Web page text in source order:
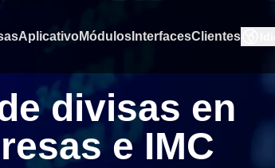
AplicativoMódulos InterfacesClientes
divisas en
e IMC